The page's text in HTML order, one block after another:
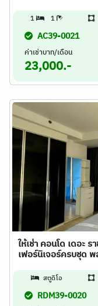
1 1
AC39-0021
ค่าเช่าบาท/เดือน
23,000.-
ให้เช่า คอนโด เดอะ
เฟอร์นิเจอร์ครบชุด พ
สตูดิโอ
RDM39-0020